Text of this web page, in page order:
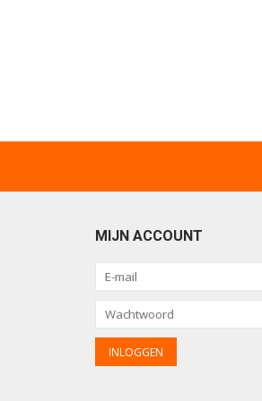
MIJN ACCOUNT